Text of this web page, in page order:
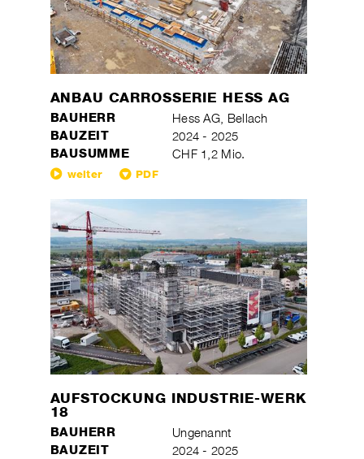
ANBAU CARROSSERIE HESS AG
BAUHERR Hess AG, Bellach
BAUZEIT 2024 - 2025
BAUSUMME CHF 1,2 Mio.
weiter PDF
AUFSTOCKUNG INDUSTRIE-WERK
18
BAUHERR Ungenannt
BAUZEIT 2024 - 2025